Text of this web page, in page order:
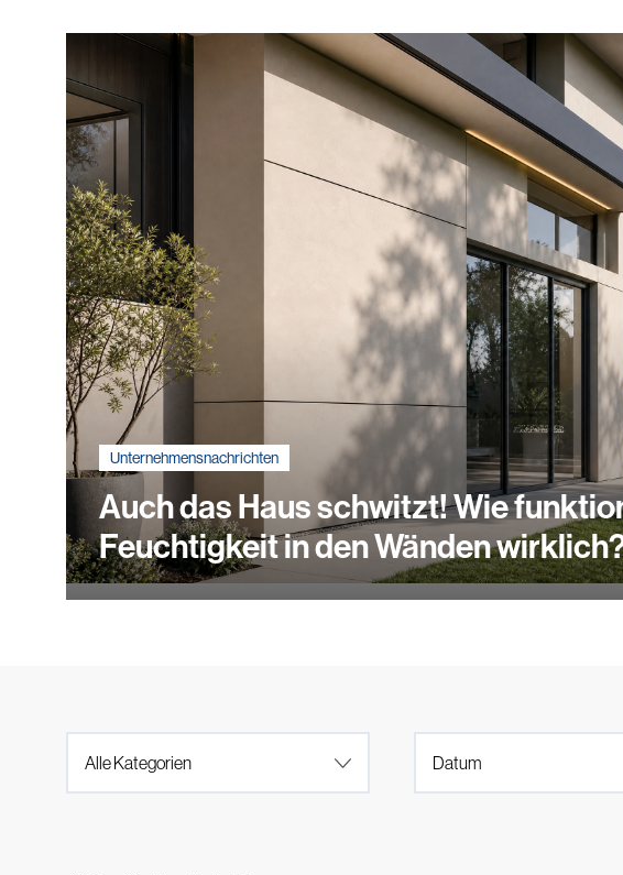
Unternehmensnachrichten
Auch das Haus schwitzt! Wie
Feuchtigkeit in den Wänden